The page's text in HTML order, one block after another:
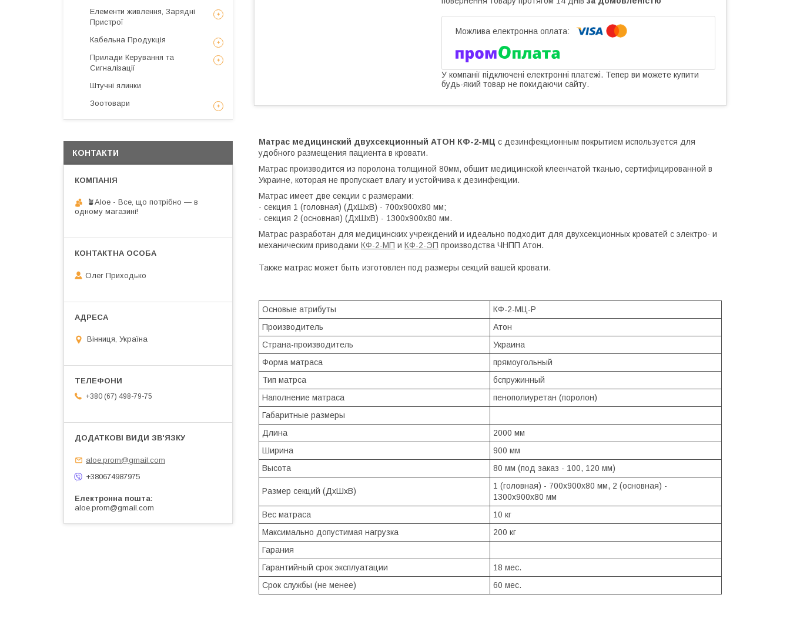
У компанії підключені електронні платежі. Тепер ви можете купити
будь-який товар не покидаючи сайту.
Матрас медицинский двухсекционный АТОН КФ-2-МЦ с дезинфекционным покрытием используется для
удобного размещения пациента в кровати.
Матрас производится из поролона толщиной 80мм, обшит медицинской клеенчатой тканью, сертифицированной в
Украине, которая не пропускает влагу и устойчива к дезинфекции.
Матрас имеет две секции с размерами:
- секция 1 (головная) (ДхШхВ) - 700х900х80 мм;
- секция 2 (основная) (ДхШхВ) - 1300х900х80 мм.
Матрас разработан для медицинских учреждений и идеально подходит для двухсекционных кроватей с электро- и
механическим приводами КФ-2-МП и КФ-2-ЭП производства ЧНПП Атон.
Также матрас может быть изготовлен под размеры секций вашей кровати.
Основые атрибуты
КФ-2-МЦ-Р
Производитель
Атон
Страна-производитель
Украина
Форма матраса
прямоугольный
Тип матрса
бспружинный
Наполнение матраса
пенополиуретан (поролон)
Габаритные размеры
Длина
2000 мм
Ширина
900 мм
Высота
80 мм (под заказ - 100, 120 мм)
Размер секций (ДхШхВ)
1 (головная) - 700х900х80 мм, 2 (основная) -
1300х900х80 мм
Вес матраса
10 кг
Максимально допустимая нагрузка
200 кг
Гарания
Гарантийный срок эксплуатации
18 мес.
Срок службы (не менее)
60 мес.
Елементи живлення, Зарядні
Пристрої
Кабельна Продукція
Прилади Керування та
Сигналізації
Штучні ялинки
Зоотовари
КОНТАКТИ
🪴Aloe - Все, що потрібно — в
одному магазині!
Олег Приходько
Вінниця, Україна
+380 (67) 498-79-75
aloe.prom@gmail.com
+380674987975
Електронна пошта
aloe.prom@gmail.com